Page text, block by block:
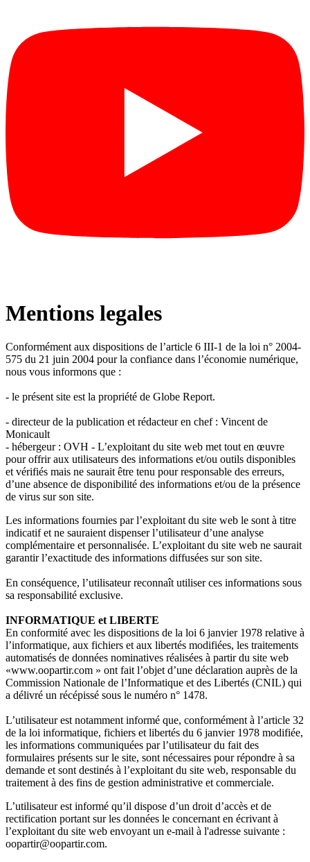
Mentions legales
Conformément aux dispositions de l’article 6 III-1 de la loi n° 2004-
575 du 21 juin 2004 pour la confiance dans l’économie numérique,
nous vous informons que :
- le présent site est la propriété de Globe Report.
- directeur de la publication et rédacteur en chef : Vincent de
Monicault
- hébergeur : OVH - L’exploitant du site web met tout en œuvre
pour offrir aux utilisateurs des informations et/ou outils disponibles
et vérifiés mais ne saurait être tenu pour responsable des erreurs,
d’une absence de disponibilité des informations et/ou de la présence
de virus sur son site.
Les informations fournies par l’exploitant du site web le sont à titre
indicatif et ne sauraient dispenser l’utilisateur d’une analyse
complémentaire et personnalisée. L’exploitant du site web ne saurait
garantir l’exactitude des informations diffusées sur son site.
En conséquence, l’utilisateur reconnaît utiliser ces informations sous
sa responsabilité exclusive.
INFORMATIQUE et LIBERTE
En conformité avec les dispositions de la loi 6 janvier 1978 relative à
l’informatique, aux fichiers et aux libertés modifiées, les traitements
automatisés de données nominatives réalisées à partir du site web
«www.oopartir.com » ont fait l’objet d’une déclaration auprès de la
Commission Nationale de l’Informatique et des Libertés (CNIL) qui
a délivré un récépissé sous le numéro n° 1478.
L’utilisateur est notamment informé que, conformément à l’article 32
de la loi informatique, fichiers et libertés du 6 janvier 1978 modifiée,
les informations communiquées par l’utilisateur du fait des
formulaires présents sur le site, sont nécessaires pour répondre à sa
demande et sont destinés à l’exploitant du site web, responsable du
traitement à des fins de gestion administrative et commerciale.
L’utilisateur est informé qu’il dispose d’un droit d’accès et de
rectification portant sur les données le concernant en écrivant à
l’exploitant du site web envoyant un e-mail à l'adresse suivante :
oopartir@oopartir.com.